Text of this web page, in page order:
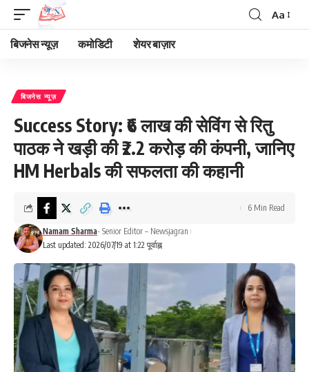
Font
Aa
बिजनेस न्यूज़ कमोडिटी शेयर बाज़ार
बिजनेस न्यूज़
Success Story: ₹6 लाख की सेविंग से रितु
पाठक ने खड़ी की ₹2.2 करोड़ की कंपनी, जानिए
HM Herbals की सफलता की कहानी
Last updated: 2026/07/19 at 1:22 पूर्वाह्न
Namam Sharma- Senior Editor – Newsjagran
6 Min Read